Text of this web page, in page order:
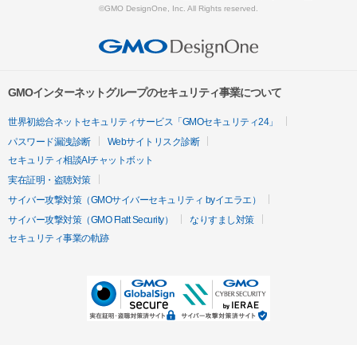
©GMO DesignOne, Inc. All Rights reserved.
GMOインターネットグループのセキュリティ事業について
世界初総合ネットセキュリティサービス「GMOセキュリティ24」
パスワード漏洩診断
Webサイトリスク診断
セキュリティ相談AIチャットボット
実在証明・盗聴対策
サイバー攻撃対策（GMOサイバーセキュリティ byイエラエ）
サイバー攻撃対策（GMO Flatt Security）
なりすまし対策
セキュリティ事業の軌跡